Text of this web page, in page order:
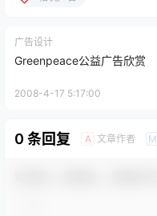
广告设计
Greenpeace公益广告欣赏
2008-4-17 5:17:00
0 条回复 A 文章作者 M